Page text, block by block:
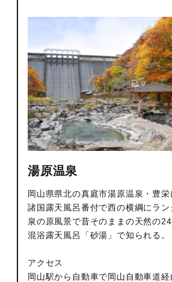
湯原温泉
岡山県県北の真庭市湯原温泉・豊栄
諸国露天風呂番付で西の横綱にラ
泉の原風景で昔そのままの天然の
混浴露天風呂「砂湯」で知られる。
アクセス
岡山駅から自動車で岡山自動車道